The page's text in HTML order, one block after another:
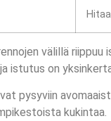
välillä
istutus on
pysyviin
kukintaa.